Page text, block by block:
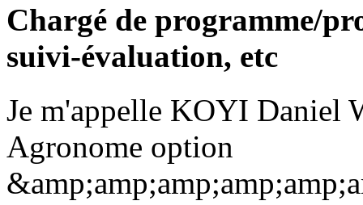
Chargé de programme/
suivi-évaluation, etc
Je m'appelle KOYI Daniel
Agronome option